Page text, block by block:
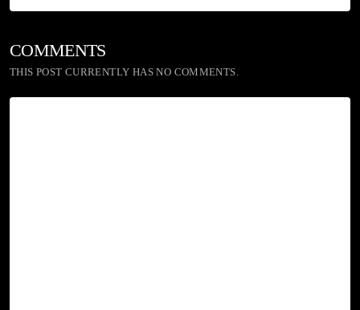
COMMENTS
THIS POST CURRENTLY HAS NO COMMENTS.